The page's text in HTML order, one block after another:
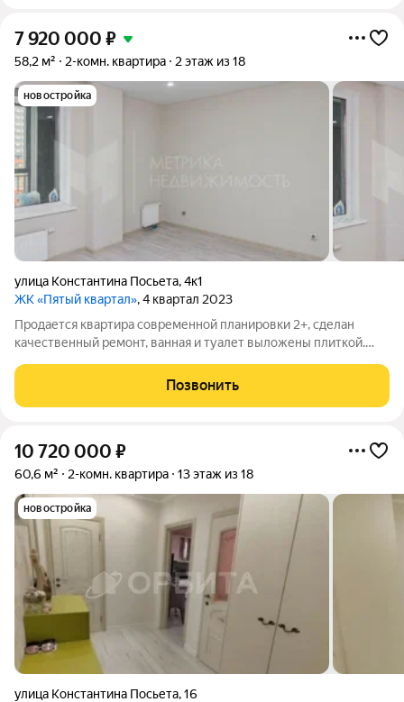
7 920 000 ₽
58,2 м² 2-комн. квартира 2 этаж из 18
новостройка
улица Константина Посьета,4к1
ЖК «Пятый квартал», 4 квартал 2023
Продается квартира современной планировки 2+, сделан
качественный ремонт, ванная и туалет выложены плиткой.
детский сад, поликлиника №17, также в шаговой доступности
находятся аптеки и крупные
Позвонить
10 720 000 ₽
60,6 м² 2-комн. квартира 13 этаж из 18
новостройка
улица Константина Посьета,16